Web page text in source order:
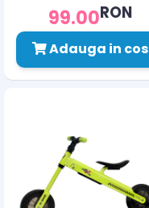
99.00RON
Adauga in cos